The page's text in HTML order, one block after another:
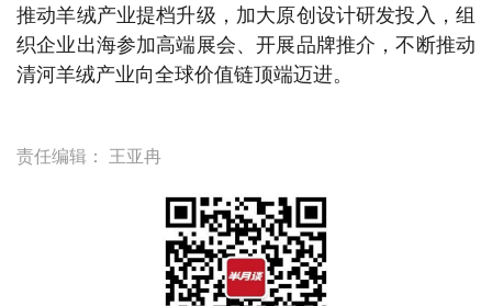
推动羊绒产业提档升级，加大原创设计研发投入，组
织企业出海参加高端展会、开展品牌推介，不断推动
清河羊绒产业向全球价值链顶端迈进。
责任编辑： 王亚冉